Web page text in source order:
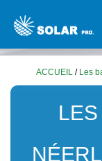
ACCUEIL / Les